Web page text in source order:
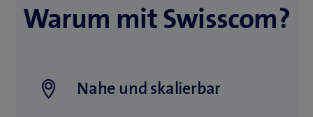
Warum mit Swisscom?
Nahe und skalierbar